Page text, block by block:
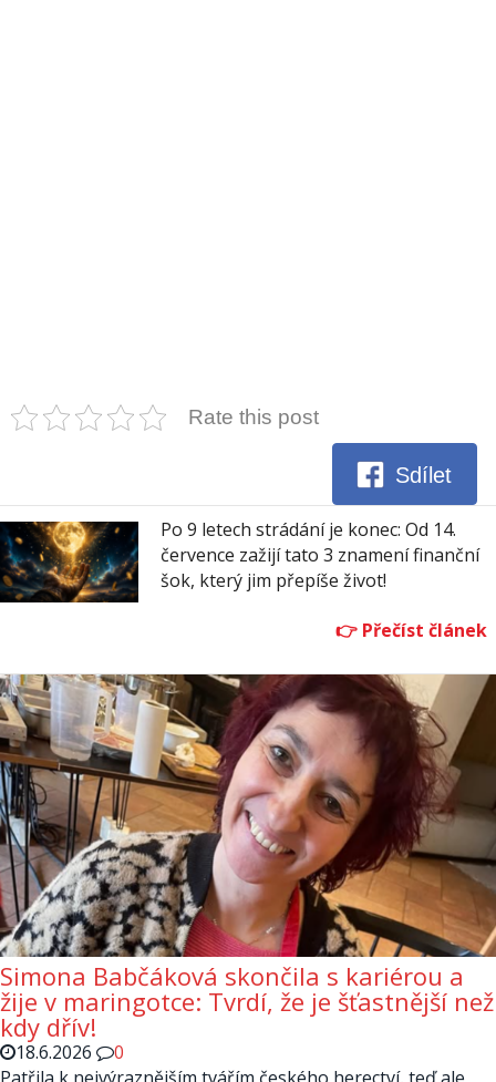
Rate this post
Sdílet
Po 9 letech strádání je konec: Od 14.
července zažijí tato 3 znamení finanční
šok, který jim přepíše život!
Simona Babčáková skončila s kariérou a
žije v maringotce: Tvrdí, že je šťastnější než
kdy dřív!
18.6.2026
0